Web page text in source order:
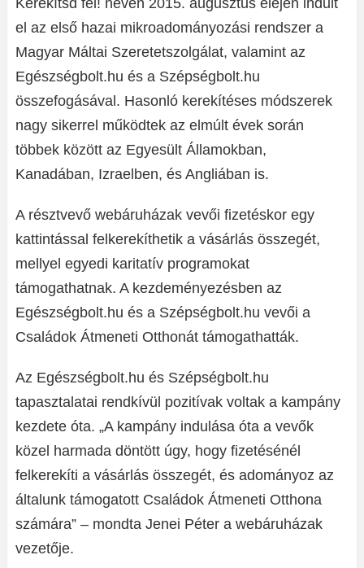
Kerekítsd fel! néven 2015. augusztus elején indult
el az első hazai mikroadományozási rendszer a
Magyar Máltai Szeretetszolgálat, valamint az
Egészségbolt.hu és a Szépségbolt.hu
összefogásával. Hasonló kerekítéses módszerek
nagy sikerrel működtek az elmúlt évek során
többek között az Egyesült Államokban,
Kanadában, Izraelben, és Angliában is.
A résztvevő webáruházak vevői fizetéskor egy
kattintással felkerekíthetik a vásárlás összegét,
mellyel egyedi karitatív programokat
támogathatnak. A kezdeményezésben az
Egészségbolt.hu és a Szépségbolt.hu vevői a
Családok Átmeneti Otthonát támogathatták.
Az Egészségbolt.hu és Szépségbolt.hu
tapasztalatai rendkívül pozitívak voltak a kampány
kezdete óta. „A kampány indulása óta a vevők
közel harmada döntött úgy, hogy fizetésénél
felkerekíti a vásárlás összegét, és adományoz az
általunk támogatott Családok Átmeneti Otthona
számára” – mondta Jenei Péter a webáruházak
vezetője.